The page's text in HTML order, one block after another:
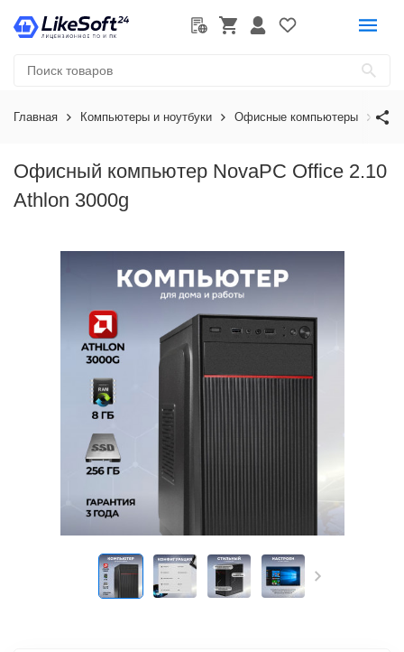
Главная Компьютеры и ноутбуки Офисные компьютеры
Офисный компьютер NovaPC Office 2.10
Athlon 3000g